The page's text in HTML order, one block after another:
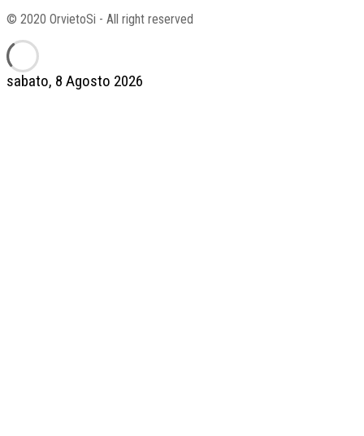
sabato, 8 Agosto 2026
© 2020 OrvietoSi - All right reserved